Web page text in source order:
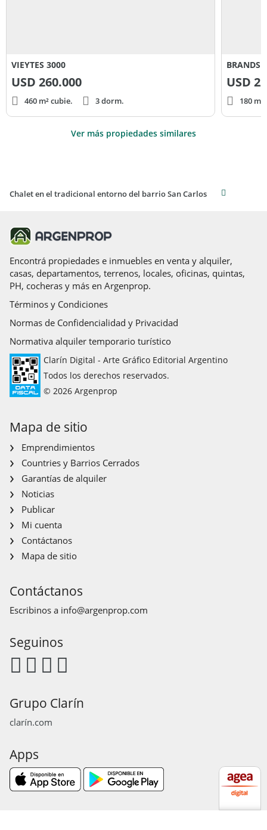
VIEYTES 3000
USD 260.000
460 m² cubie. 3 dorm.
USD
180
Ver más propiedades similares
Chalet en el tradicional entorno del barrio San Carlos
Encontrá propiedades e inmuebles en venta y alquiler,
casas, departamentos, terrenos, locales, oficinas, quintas,
PH, cocheras y más en Argenprop.
Términos y Condiciones
Normas de Confidencialidad y Privacidad
Normativa alquiler temporario turístico
Clarín Digital - Arte Gráfico Editorial Argentino
Todos los derechos reservados.
© 2026 Argenprop
Mapa de sitio
Emprendimientos
Countries y Barrios Cerrados
Garantías de alquiler
Noticias
Publicar
Mi cuenta
Contáctanos
Mapa de sitio
Contáctanos
Escribinos a info@argenprop.com
Seguinos
Grupo Clarín
clarín.com
Apps